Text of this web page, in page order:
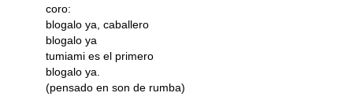
coro:
blogalo ya, caballero
blogalo ya
tumiami es el primero
blogalo ya.
(pensado en son de rumba)